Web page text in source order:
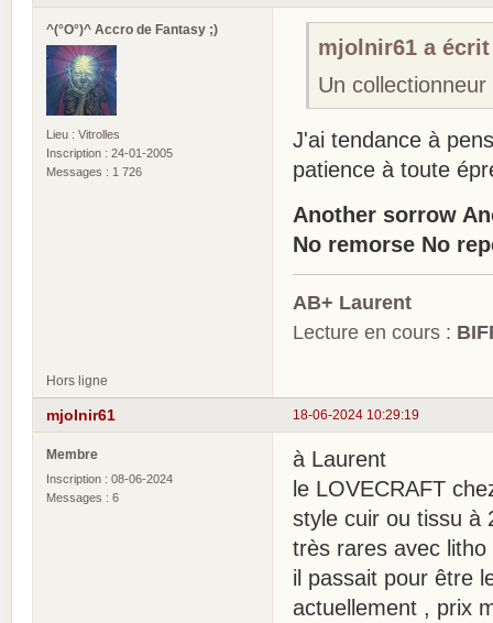
^(°O°)^ Accro de Fantasy ;)
Lieu : Vitrolles
Inscription : 24-01-2005
Messages : 1 726
mjolnir61 a
Un
J'ai tendance à
patience à toute
Another sorrow
No remorse No
AB+ Laurent
Lecture en cours :
Hors ligne
18-06-2024 10:29:19
mjolnir61
Membre
Inscription : 08-06-2024
Messages : 6
à Laurent
le LOVECRAFT
style cuir ou tissu à
très rares avec litho
il passait pour être
actuellement , prix